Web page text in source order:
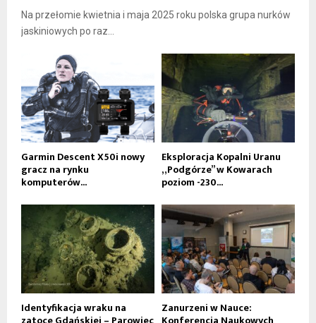
Na przełomie kwietnia i maja 2025 roku polska grupa nurków
jaskiniowych po raz...
Garmin Descent X50i nowy
gracz na rynku
komputerów...
Eksploracja Kopalni Uranu
„Podgórze” w Kowarach
poziom -230...
Identyfikacja wraku na Zanurzeni w Nauce: